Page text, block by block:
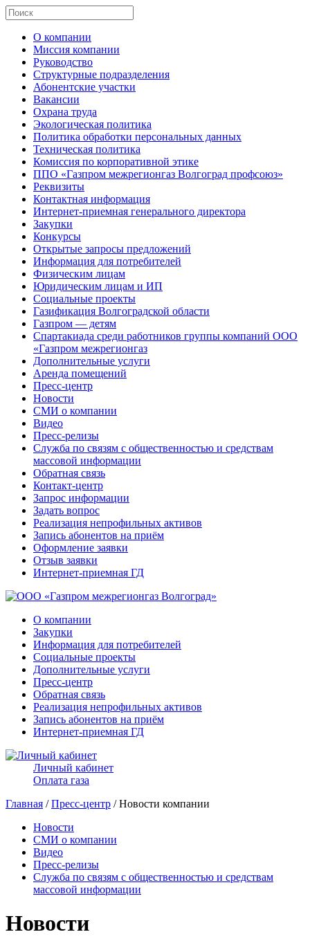
О компании
Миссия компании
Руководство
Структурные подразделения
Абонентские участки
Вакансии
Охрана труда
Экологическая политика
Политика обработки персональных данных
Техническая политика
Комиссия по корпоративной этике
ППО «Газпром межрегионгаз Волгоград профсоюз»
Реквизиты
Контактная информация
Интернет-приемная генерального директора
Закупки
Конкурсы
Открытые запросы предложений
Информация для потребителей
Физическим лицам
Юридическим лицам и ИП
Социальные проекты
Газификация Волгоградской области
Газпром — детям
Спартакиада среди работников группы компаний ООО
«Газпром межрегионгаз
Дополнительные услуги
Аренда помещений
Пресс-центр
Новости
СМИ о компании
Видео
Пресс-релизы
Служба по связям с общественностью и средствам
массовой информации
Обратная связь
Контакт-центр
Запрос информации
Задать вопрос
Реализация непрофильных активов
Запись абонентов на приём
Оформление заявки
Отзыв заявки
Интернет-приемная ГД
О компании
Закупки
Информация для потребителей
Социальные проекты
Дополнительные услуги
Пресс-центр
Обратная связь
Реализация непрофильных активов
Запись абонентов на приём
Интернет-приемная ГД
Личный кабинет
Оплата газа
Главная /Пресс-центр / Новости компании
Новости
СМИ о компании
Видео
Пресс-релизы
Служба по связям с общественностью и средствам
массовой информации
Новости